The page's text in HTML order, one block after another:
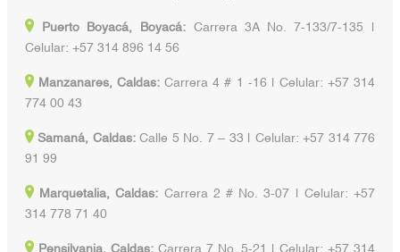
Puerto Boyacá, Boyacá:Carrera 3A No. 7-133/7-135 |
Celular: +57 314 896 14 56
Manzanares, Caldas: Carrera 4 # 1 -16 | Celular: +57 314
774 00 43
Samaná, Caldas:Calle 5 No. 7 – 33 | Celular: +57 314 776
91 99
Marquetalia, Caldas: Carrera 2 # No. 3-07 | Celular: +57
314 778 71 40
Pensilvania, Caldas:Carrera 7 No. 5-21 | Celular: +57 314